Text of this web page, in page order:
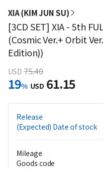
XIA (KIM JUN SU)
[3CD SET] XIA - 5th
(Cosmic Ver.+ Orbit
Edition))
USD 75.40
19% USD 61.15
Release
(Expected) Date of stock
Mileage
Goods code